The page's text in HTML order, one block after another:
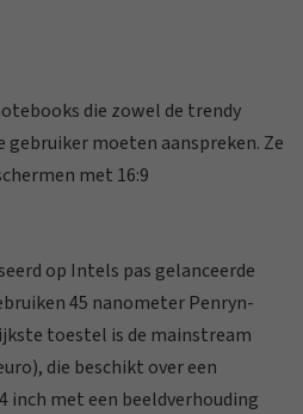
die zowel de trendy
gebruiker moeten aanspreken. Ze
met 16:9
op Intels pas gelanceerde
45 nanometer Penryn-
toestel is de mainstream
die beschikt over een
inch met een beeldverhouding